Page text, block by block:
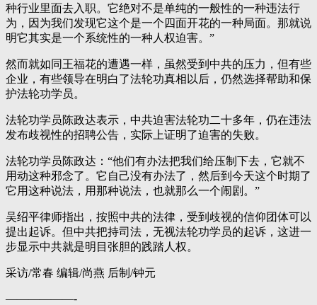
种行业里面去入职。它绝对不是单纯的一般性的一种违法行
为，因为我们发现它这个是一个四面开花的一种局面。那就说
明它其实是一个系统性的一种人权迫害。”
然而就如同王福花的遭遇一样，虽然受到中共的压力，但有些
企业，有些领导在明白了法轮功真相以后，仍然选择帮助和保
护法轮功学员。
法轮功学员陈政达表示，中共迫害法轮功二十多年，仍在违法
发布歧视性的招聘公告，实际上证明了迫害的失败。
法轮功学员陈政达：“他们有办法把我们给压制下去，它就不
用动这种邪念了。它自己没有办法了，然后到今天这个时期了
它用这种说法，用那种说法，也就那么一个闹剧。”
吴绍平律师指出，按照中共的法律，受到歧视的信仰团体可以
提出起诉。但中共把持司法，无视法轮功学员的起诉，这进一
步显示中共就是明目张胆的践踏人权。
采访/常春 编辑/尚燕 后制/钟元
——————-